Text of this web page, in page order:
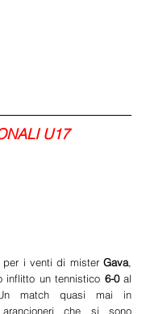
U17
per i venti di mister Gava,
inflitto un tennistico 6-0 al
match quasi mai in
che si sono